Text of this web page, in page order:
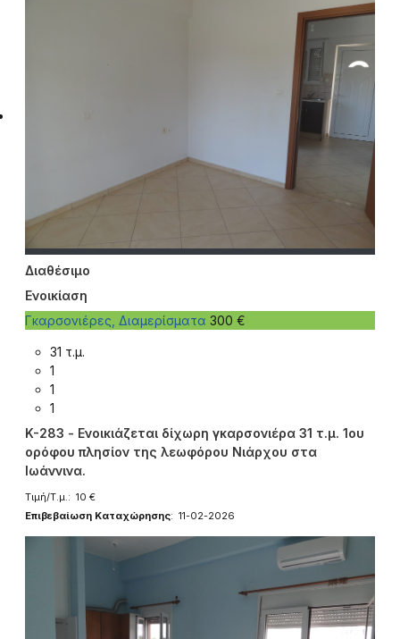
Διαθέσιμο
Ενοικίαση
Γκαρσονιέρες, Διαμερίσματα 300 €
31 τ.μ.
1
1
1
K-283 - Ενοικιάζεται δίχωρη γκαρσονιέρα 31 τ.μ. 1ου
ορόφου πλησίον της λεωφόρου Νιάρχου στα
Ιωάννινα.
Τιμή/Τ.μ.: 10 €
Επιβεβαίωση Καταχώρησης: 11-02-2026